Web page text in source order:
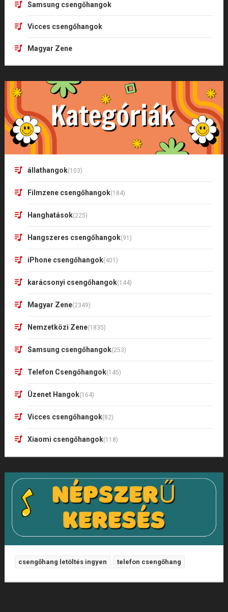
Samsung csengőhangok
Vicces csengőhangok
Magyar Zene
állathangok(103)
Filmzene csengőhangok(184)
Hanghatások(225)
Hangszeres csengőhangok(91)
iPhone csengőhangok(401)
karácsonyi csengőhangok(144)
Magyar Zene(2349)
Nemzetközi Zene(1835)
Samsung csengőhangok(253)
Telefon Csengőhangok(145)
Üzenet Hangok(164)
Vicces csengőhangok(82)
Xiaomi csengőhangok(118)
csengőhang letöltés ingyen telefon csengőhang